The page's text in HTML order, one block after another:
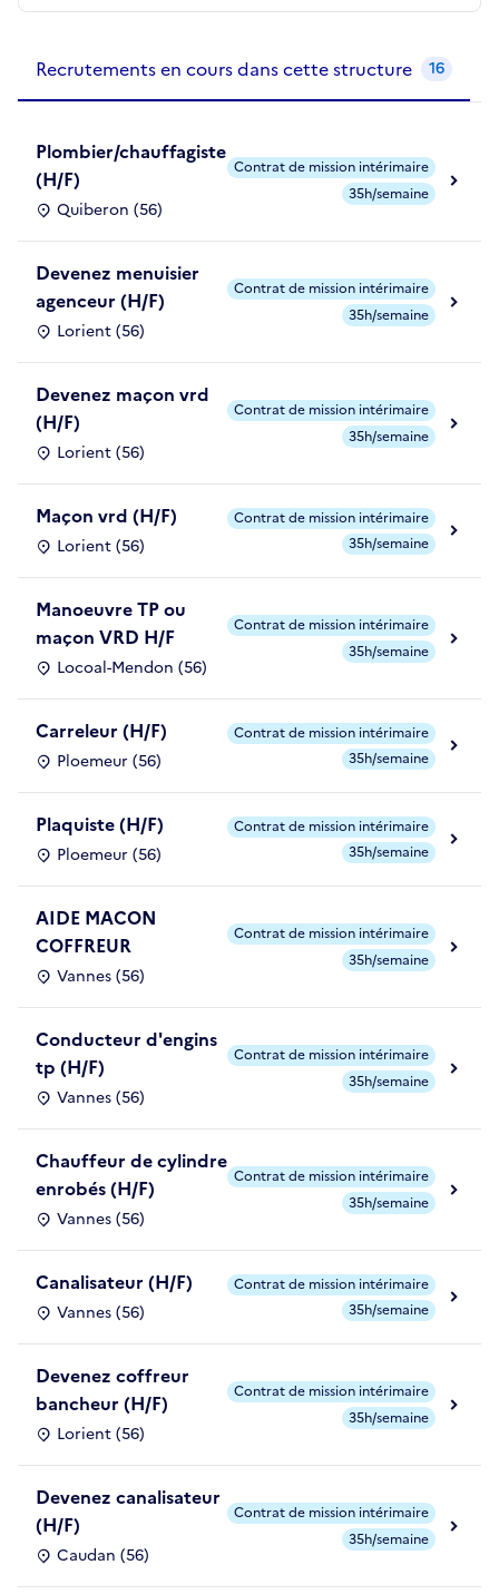
Recrutements en cours dans cette structure 16
Plombier/chauffagiste
(H/F)
Quiberon (56)
Contrat de mission intérimaire
35h/semaine
Devenez menuisier
agenceur (H/F)
Lorient (56)
Contrat de mission intérimaire
35h/semaine
Devenez maçon vrd
(H/F)
Lorient (56)
Contrat de mission intérimaire
35h/semaine
Maçon vrd (H/F)
Lorient (56)
Contrat de mission intérimaire
35h/semaine
Manoeuvre TP ou
maçon VRD H/F
Locoal-Mendon (56)
Contrat de mission intérimaire
35h/semaine
Carreleur (H/F)
Ploemeur (56)
Contrat de mission intérimaire
35h/semaine
Plaquiste (H/F)
Ploemeur (56)
Contrat de mission intérimaire
35h/semaine
AIDE MACON
COFFREUR
Vannes (56)
Contrat de mission intérimaire
35h/semaine
Conducteur d'engins
tp (H/F)
Vannes (56)
Contrat de mission intérimaire
35h/semaine
Chauffeur de cylindre
enrobés (H/F)
Vannes (56)
Contrat de mission intérimaire
35h/semaine
Canalisateur (H/F)
Vannes (56)
Contrat de mission intérimaire
35h/semaine
Devenez coffreur
bancheur (H/F)
Lorient (56)
Contrat de mission intérimaire
35h/semaine
Devenez canalisateur
(H/F)
Caudan (56)
Contrat de mission intérimaire
35h/semaine